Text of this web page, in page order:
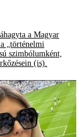
a Magyar
„történelmi
szimbólumként,
(is).